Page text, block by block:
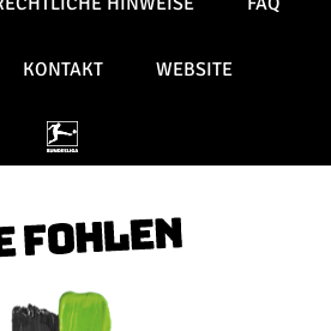
KONTAKT WEBSITE